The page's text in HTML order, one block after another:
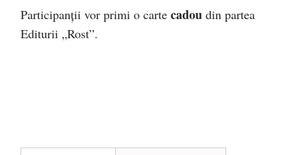
Participanţii vor primi o carte cadou din partea
Editurii „Rost”.